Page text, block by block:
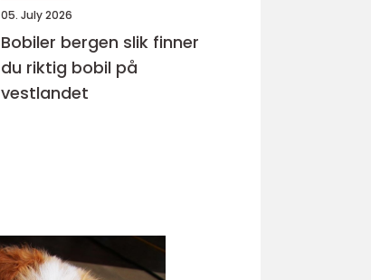
05. July 2026
Bobiler bergen slik finner
du riktig bobil på
vestlandet